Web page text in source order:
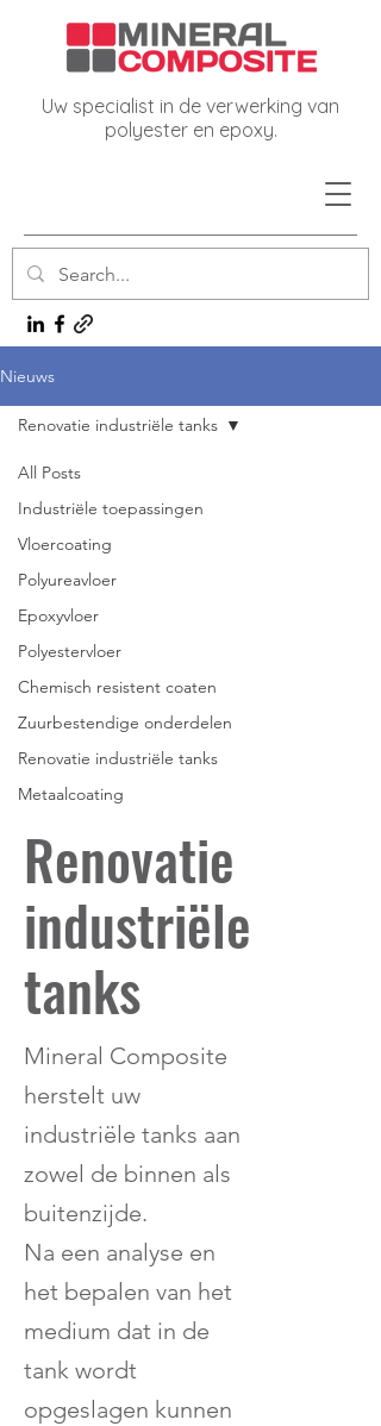
Uw specialist in de verwerking van
polyester en epoxy.
Nieuws
All Posts
Industriële toepassingen
Vloercoating
Polyureavloer
Epoxyvloer
Polyestervloer
Chemisch resistent coaten
Zuurbestendige onderdelen
Renovatie industriële tanks
Metaalcoating
Renovatie industriële tanks
Renovatie
industriële
tanks
Mineral Composite
herstelt uw
industriële tanks aan
zowel de binnen als
buitenzijde.
Na een analyse en
het bepalen van het
medium dat in de
tank wordt
opgeslagen kunnen